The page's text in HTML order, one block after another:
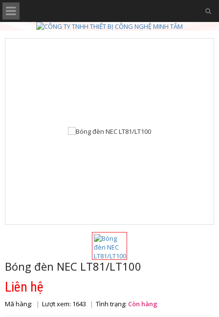
Bóng đèn NEC LT81/LT100
Liên hệ
Mã hàng: Lượt xem: 1643 Tình trạng: Còn hàng